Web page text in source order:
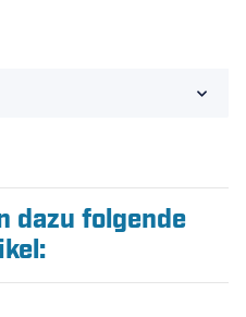
dazu folgende